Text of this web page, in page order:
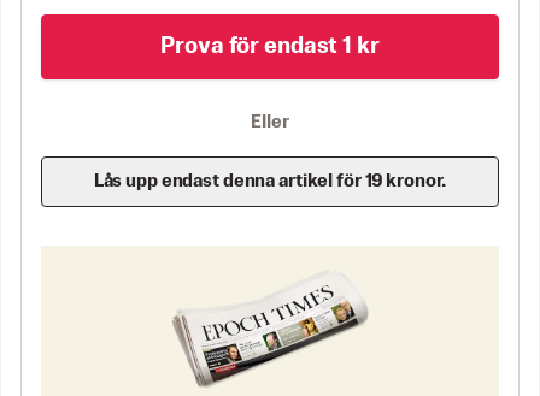
Prova för endast 1 kr
Eller
Lås upp endast denna artikel för 19 kronor.